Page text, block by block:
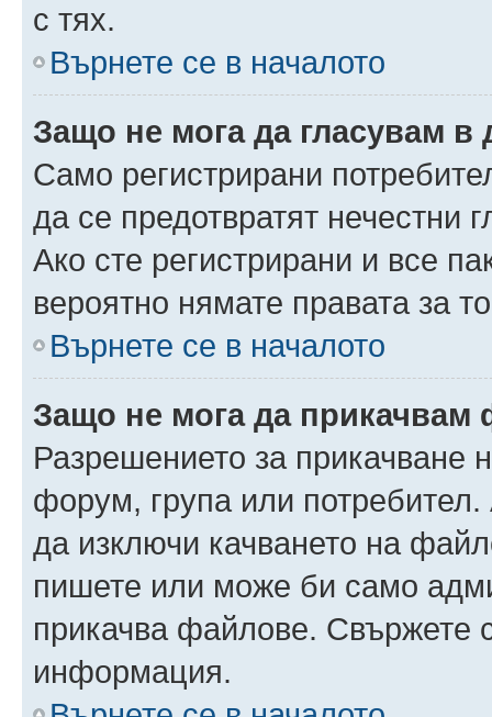
с тях.
Върнете се в началото
Защо не мога да гласувам в
Само регистрирани
да се предотвратят нечестни
Ако сте регистрирани и все
вероятно нямате правата за
Върнете се в началото
Защо не мога да прикачвам
Разрешението за
форум, група или
да изключи качването на
пишете или може би само
прикачва файлове. Свържете
информация.